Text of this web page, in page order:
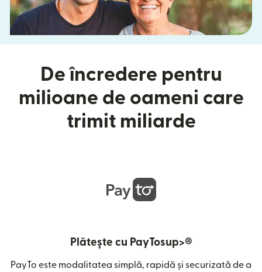
De încredere pentru
milioane de oameni care
trimit miliarde
Plătește cu PayTosup>®
PayTo este modalitatea simplă, rapidă și securizată de a